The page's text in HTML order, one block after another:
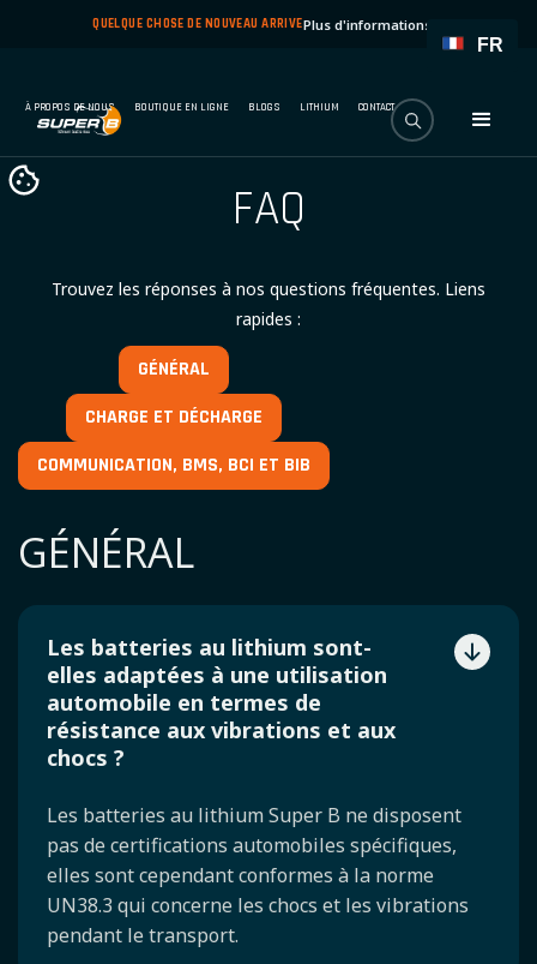
QUELQUE CHOSE DE NOUVEAU ARRIVEPlus d'informations
À PROPOS DE NOUS BOUTIQUE EN LIGNE BLOGS LITHIUM CONTACT
FAQ
Trouvez les réponses à nos questions fréquentes. Liens
rapides :
GÉNÉRAL
CHARGE ET DÉCHARGE
COMMUNICATION, BMS, BCI ET BIB
GÉNÉRAL
Les batteries au lithium sont-
elles adaptées à une utilisation
automobile en termes de
résistance aux vibrations et aux
chocs ?
Les batteries au lithium Super B ne disposent
pas de certifications automobiles spécifiques,
elles sont cependant conformes à la norme
UN38.3 qui concerne les chocs et les vibrations
pendant le transport.
FR